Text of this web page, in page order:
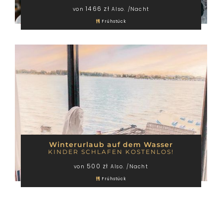
LODGES CATERING
von 1466 zł Also. /Nacht
Frühstück
Winterurlaub auf dem Wasser
KINDER SCHLAFEN KOSTENLOS!
von 500 zł Also. /Nacht
Frühstück